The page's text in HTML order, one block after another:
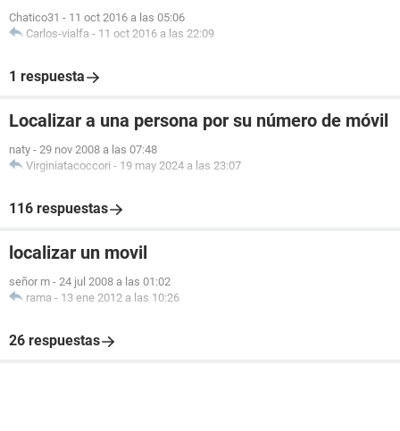
Chatico31 - 11 oct 2016 a las 05:06
Carlos-vialfa - 11 oct 2016 a las 22:09
1 respuesta
Localizar a una persona por su número de móvil
naty - 29 nov 2008 a las 07:48
Virginiatacoccori - 19 may 2024 a las 23:07
116 respuestas
localizar un movil
señor m - 24 jul 2008 a las 01:02
rama - 13 ene 2012 a las 10:26
26 respuestas